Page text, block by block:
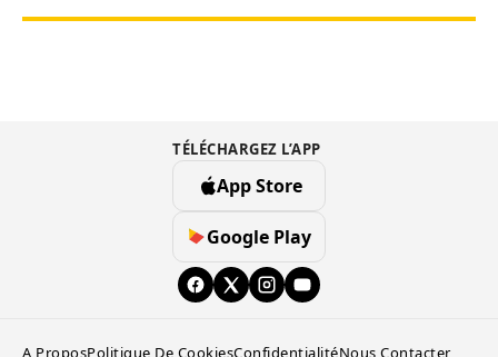
TÉLÉCHARGEZ L’APP
App Store
Google Play
A ProposPolitique De CookiesConfidentialitéNous Contacter